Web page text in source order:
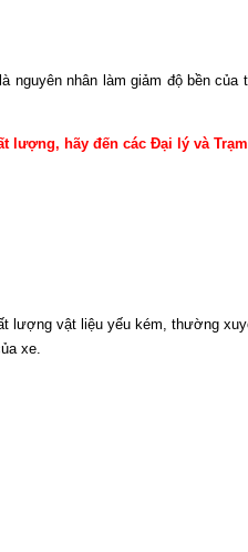
nguyên nhân làm giảm độ bền
lượng, hãy đến các Đại lý và
lượng vật liệu yếu kém, thường
xe.